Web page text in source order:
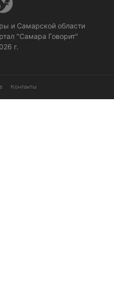
и Самарской области
"Самара Говорит"
г.
Контакты